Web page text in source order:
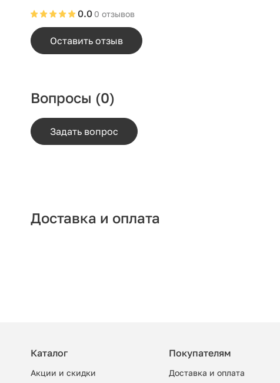
0 отзывов
0.0
Оставить отзыв
Вопросы (0)
Задать вопрос
Доставка и оплата
Каталог
Акции и скидки
Покупателям
Доставка и оплата